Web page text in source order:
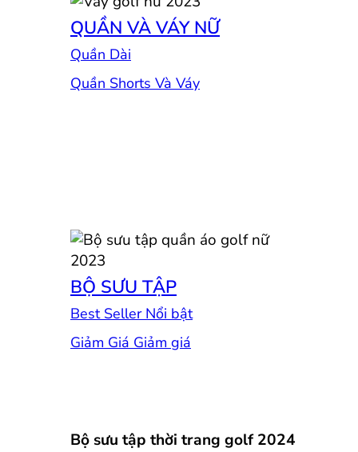
QUẦN VÀ VÁY NỮ
Quần Dài
Quần Shorts Và Váy
BỘ SƯU TẬP
Best Seller
Giảm Giá
Bộ sưu tập thời trang golf 2024